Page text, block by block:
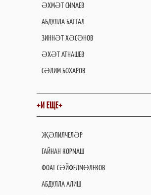
ӘХМӘТ СИМАЕВ
АБДУЛЛА БАТТАЛ
ЗИННӘТ ХӘСӘНОВ
ӘХӘТ АТНАШЕВ
СӘЛИМ БОХАРОВ
+И ЕЩЕ+
ҖӘЛИЛЧЕЛӘР
ГАЙНАН КОРМАШ
ФОАТ СӘЙФЕЛМӨЛЕКОВ
АБДУЛЛА АЛИШ